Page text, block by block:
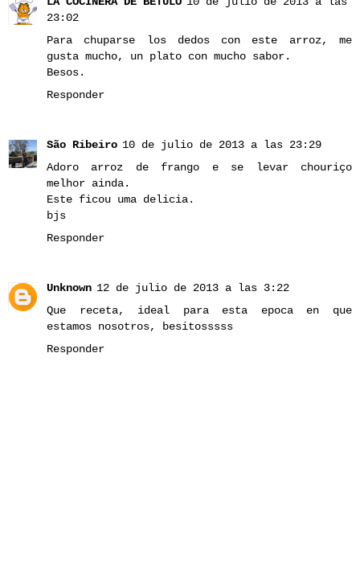
23:02
Para chuparse los dedos con este arroz, me
gusta mucho, un plato con mucho sabor.
Besos.
Responder
São Ribeiro 10 de julio de 2013 a las 23:29
Adoro arroz de frango e se levar chouriço
melhor ainda.
Este ficou uma delicia.
bjs
Responder
Unknown 12 de julio de 2013 a las 3:22
Que receta, ideal para esta epoca en que
estamos nosotros, besitosssss
Responder